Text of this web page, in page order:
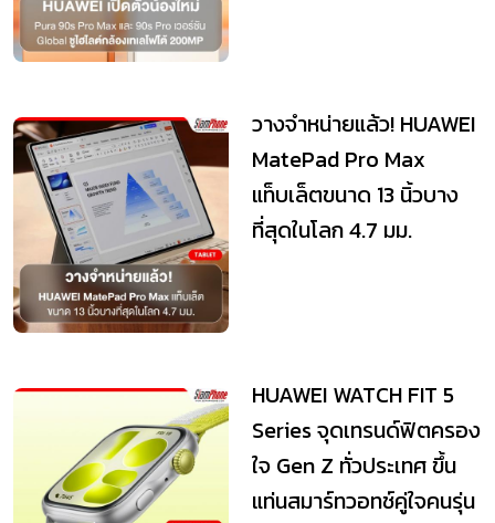
วางจำหน่ายแล้ว! HUAWEI
MatePad Pro Max
แท็บเล็ตขนาด 13 นิ้วบาง
ที่สุดในโลก 4.7 มม.
HUAWEI WATCH FIT 5
Series จุดเทรนด์ฟิตครอง
ใจ Gen Z ทั่วประเทศ ขึ้น
แท่นสมาร์ทวอทช์คู่ใจคนรุ่น